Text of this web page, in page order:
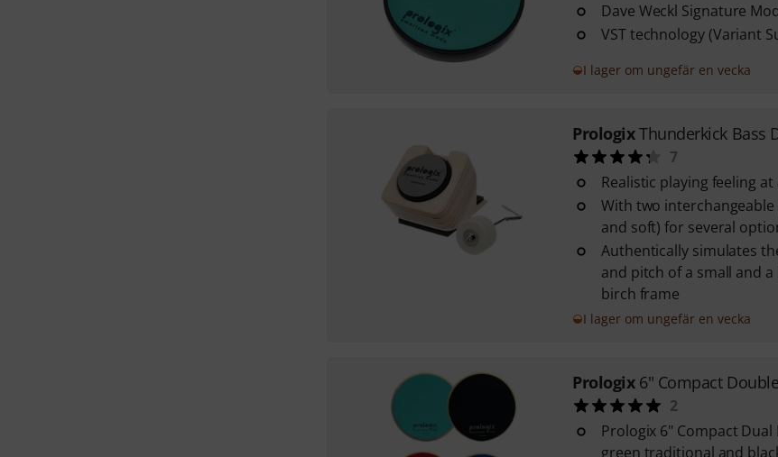
Dave Weckl Signature
VST technology (Variant
I lager om ungefär en vecka
PrologixThunderkick Bass
7
Realistic playing feeling
With two
and soft) for several
Authentically simulates
and pitch of a small and
birch frame
I lager om ungefär en vecka
Prologix 6" Compact
2
Prologix 6" Compact
green traditional and